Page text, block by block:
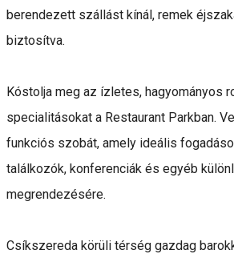
berendezett szállást kínál, remek
biztosítva.
Kóstolja meg az ízletes, hagyományos
specialitásokat a Restaurant Parkban.
funkciós szobát, amely ideális
találkozók, konferenciák és egyéb
megrendezésére.
Csíkszereda körüli térség gazdag